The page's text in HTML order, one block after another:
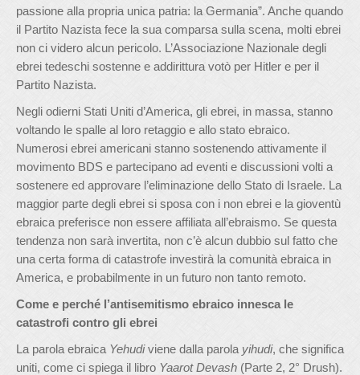
passione alla propria unica patria: la Germania”. Anche quando
il Partito Nazista fece la sua comparsa sulla scena, molti ebrei
non ci videro alcun pericolo. L’Associazione Nazionale degli
ebrei tedeschi sostenne e addirittura votò per Hitler e per il
Partito Nazista.
Negli odierni Stati Uniti d’America, gli ebrei, in massa, stanno
voltando le spalle al loro retaggio e allo stato ebraico.
Numerosi ebrei americani stanno sostenendo attivamente il
movimento BDS e partecipano ad eventi e discussioni volti a
sostenere ed approvare l’eliminazione dello Stato di Israele. La
maggior parte degli ebrei si sposa con i non ebrei e la gioventù
ebraica preferisce non essere affiliata all’ebraismo. Se questa
tendenza non sarà invertita, non c’è alcun dubbio sul fatto che
una certa forma di catastrofe investirà la comunità ebraica in
America, e probabilmente in un futuro non tanto remoto.
Come e perché l’antisemitismo ebraico innesca le
catastrofi contro gli ebrei
La parola ebraica Yehudiviene dalla parola yihudi, che significa
uniti, come ci spiega il libro Yaarot Devash (Parte 2, 2° Drush).